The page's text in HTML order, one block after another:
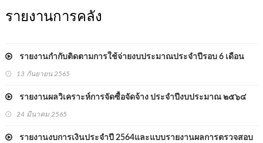
รายงานการคลัง
รายงานกำกับติดตามการใช้จ่ายงบประมาณประจำปีรอบ 6 เดือน
13 กันยายน 2565
รายงานผลวิเคราะห์การจัดซื้อจัดจ้าง ประจำปีงบประมาณ ๒๕๖๔
24 มีนาคม 2565
รายงานงบการเงินประจำปี 2564และแบบรายงานผลการตรวจสอบ